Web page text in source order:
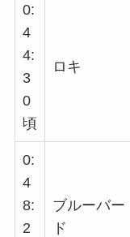
0:
4
4:
3
0
頃
ロキ
0:
4
8:
2
ブルーバー
ド